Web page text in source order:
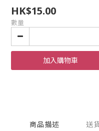
HK$15.00
數量
加入購物車
商品描述 送